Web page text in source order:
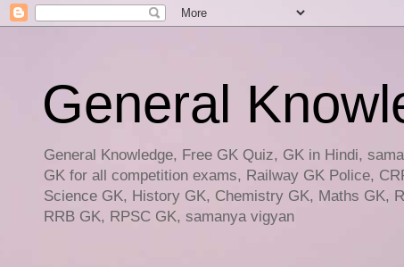
General
General Knowledge, Free GK Quiz, GK in Hindi,
GK for all competition exams, Railway GK Police,
Science GK, History GK, Chemistry GK, Maths GK,
RRB GK, RPSC GK, samanya vigyan